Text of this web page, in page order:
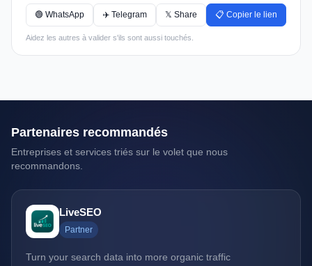
🟢 WhatsApp ✈️ Telegram 𝕏 Share 📋 Copier le lien
Aidez les autres à valider s'ils sont aussi touchés.
Partenaires recommandés
Entreprises et services triés sur le volet que nous
recommandons.
LiveSEO
Partner
Turn your search data into more organic traffic